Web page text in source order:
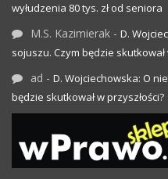
wyłudzenia 80 tys. zł od seniora
M.S. Kazimierak - D.
sojuszu. Czym będzie skutkował
ad - D. Wojciechowska: O
będzie skutkował w przyszłości?